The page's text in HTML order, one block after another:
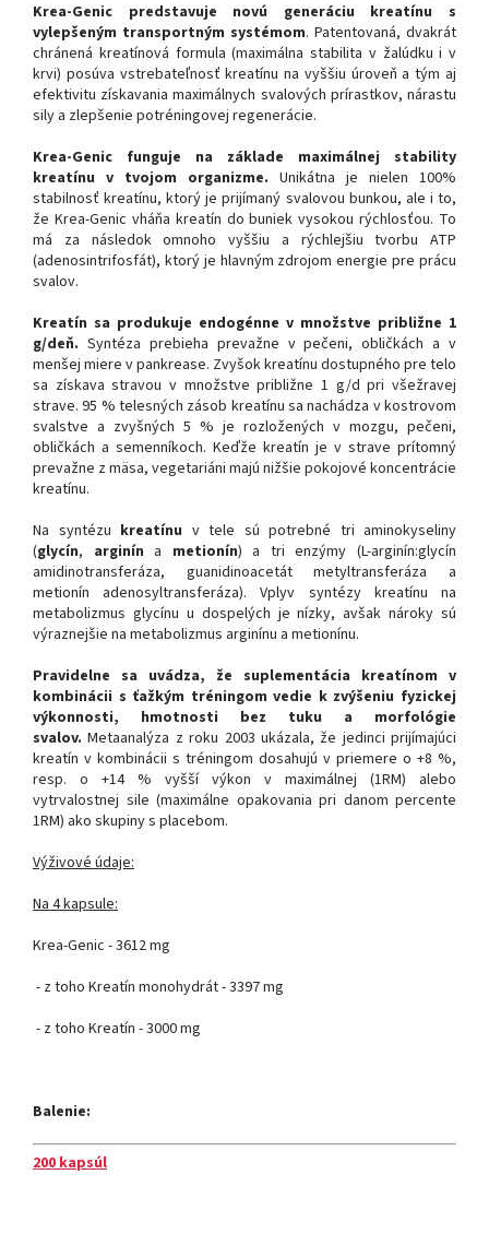
Krea-Genic predstavuje novú generáciu kreatínu s
vylepšeným transportným systémom. Patentovaná, dvakrát
chránená kreatínová formula (maximálna stabilita v žalúdku i v
krvi) posúva vstrebateľnosť kreatínu na vyššiu úroveň a tým aj
efektivitu získavania maximálnych svalových prírastkov, nárastu
sily a zlepšenie potréningovej regenerácie.
Krea-Genic funguje na základe maximálnej stability
kreatínu v tvojom organizme. Unikátna je nielen 100%
stabilnosť kreatínu, ktorý je prijímaný svalovou bunkou, ale i to,
že Krea-Genic vháňa kreatín do buniek vysokou rýchlosťou. To
má za následok omnoho vyššiu a rýchlejšiu tvorbu ATP
(adenosintrifosfát), ktorý je hlavným zdrojom energie pre prácu
svalov.
Kreatín sa produkuje endogénne v množstve približne 1
g/deň. Syntéza prebieha prevažne v pečeni, obličkách a v
menšej miere v pankrease. Zvyšok kreatínu dostupného pre telo
sa získava stravou v množstve približne 1 g/d pri všežravej
strave. 95 % telesných zásob kreatínu sa nachádza v kostrovom
svalstve a zvyšných 5 % je rozložených v mozgu, pečeni,
obličkách a semenníkoch. Keďže kreatín je v strave prítomný
prevažne z mäsa, vegetariáni majú nižšie pokojové koncentrácie
kreatínu.
Na syntézu kreatínu v tele sú potrebné tri aminokyseliny
(glycín, arginín a metionín) a tri enzýmy (L-arginín:glycín
amidinotransferáza, guanidinoacetát metyltransferáza a
metionín adenosyltransferáza). Vplyv syntézy kreatínu na
metabolizmus glycínu u dospelých je nízky, avšak nároky sú
výraznejšie na metabolizmus arginínu a metionínu.
Pravidelne sa uvádza, že suplementácia kreatínom v
kombinácii s ťažkým tréningom vedie k zvýšeniu fyzickej
výkonnosti, hmotnosti bez tuku a morfológie
svalov. Metaanalýza z roku 2003 ukázala, že jedinci prijímajúci
kreatín v kombinácii s tréningom dosahujú v priemere o +8 %,
resp. o +14 % vyšší výkon v maximálnej (1RM) alebo
vytrvalostnej sile (maximálne opakovania pri danom percente
1RM) ako skupiny s placebom.
Výživové údaje:
Na 4 kapsule:
Krea-Genic - 3612 mg
- z toho Kreatín monohydrát - 3397 mg
- z toho Kreatín - 3000 mg
Balenie:
200 kapsúl